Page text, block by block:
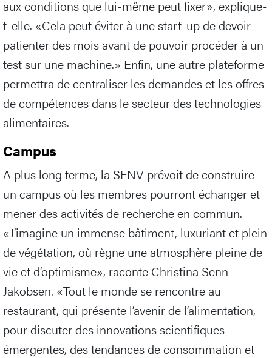
aux conditions que lui-même peut fixer», explique-
t-elle. «Cela peut éviter à une start-up de devoir
patienter des mois avant de pouvoir procéder à un
test sur une machine.» Enfin, une autre plateforme
permettra de centraliser les demandes et les offres
de compétences dans le secteur des technologies
alimentaires.
Campus
A plus long terme, la SFNV prévoit de construire
un campus où les membres pourront échanger et
mener des activités de recherche en commun.
«J’imagine un immense bâtiment, luxuriant et plein
de végétation, où règne une atmosphère pleine de
vie et d’optimisme», raconte Christina Senn-
Jakobsen. «Tout le monde se rencontre au
restaurant, qui présente l’avenir de l’alimentation,
pour discuter des innovations scientifiques
émergentes, des tendances de consommation et